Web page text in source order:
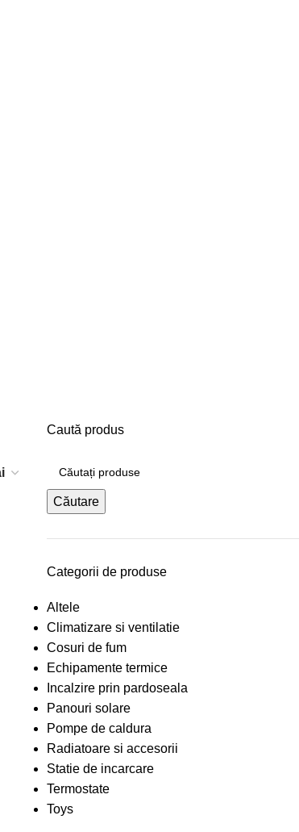
Caută produs
Căutare
Categorii de produse
Altele
Climatizare si ventilatie
Cosuri de fum
Echipamente termice
Incalzire prin pardoseala
Panouri solare
Pompe de caldura
Radiatoare si accesorii
Statie de incarcare
Termostate
Toys